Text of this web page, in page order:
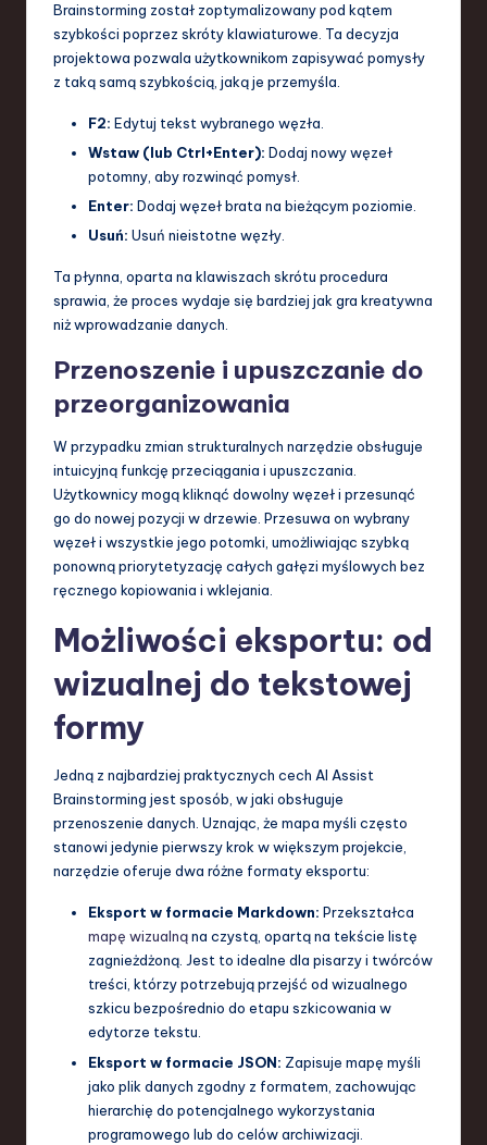
Brainstorming został zoptymalizowany pod kątem
szybkości poprzez skróty klawiaturowe. Ta decyzja
projektowa pozwala użytkownikom zapisywać pomysły
z taką samą szybkością, jaką je przemyśla.
F2: Edytuj tekst wybranego węzła.
Wstaw (lub Ctrl+Enter): Dodaj nowy węzeł
potomny, aby rozwinąć pomysł.
Enter: Dodaj węzeł brata na bieżącym poziomie.
Usuń: Usuń nieistotne węzły.
Ta płynna, oparta na klawiszach skrótu procedura
sprawia, że proces wydaje się bardziej jak gra kreatywna
niż wprowadzanie danych.
Przenoszenie i upuszczanie do
przeorganizowania
W przypadku zmian strukturalnych narzędzie obsługuje
intuicyjną funkcję przeciągania i upuszczania.
Użytkownicy mogą kliknąć dowolny węzeł i przesunąć
go do nowej pozycji w drzewie. Przesuwa on wybrany
węzeł i wszystkie jego potomki, umożliwiając szybką
ponowną priorytetyzację całych gałęzi myślowych bez
ręcznego kopiowania i wklejania.
Możliwości eksportu: od
wizualnej do tekstowej
formy
Jedną z najbardziej praktycznych cech AI Assist
Brainstorming jest sposób, w jaki obsługuje
przenoszenie danych. Uznając, że mapa myśli często
stanowi jedynie pierwszy krok w większym projekcie,
narzędzie oferuje dwa różne formaty eksportu:
Eksport w formacie Markdown: Przekształca
mapę wizualnąna czystą, opartą na tekście listę
zagnieżdżoną. Jest to idealne dla pisarzy i twórców
treści, którzy potrzebują przejść od wizualnego
szkicu bezpośrednio do etapu szkicowania w
edytorze tekstu.
Eksport w formacie JSON: Zapisuje mapę myśli
jako plik danych zgodny z formatem, zachowując
hierarchię do potencjalnego wykorzystania
programowego lub do celów archiwizacji.